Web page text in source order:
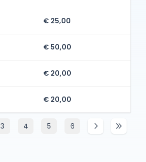
€ 25,00
€ 50,00
€ 20,00
€ 20,00
3 4 5
6